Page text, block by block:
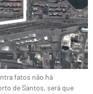
fatos não há
de Santos, será que